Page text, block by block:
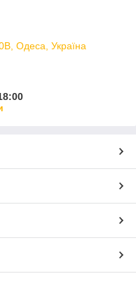
Одеса, Україна